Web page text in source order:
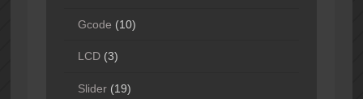
Gcode (10)
LCD(3)
Slider(19)